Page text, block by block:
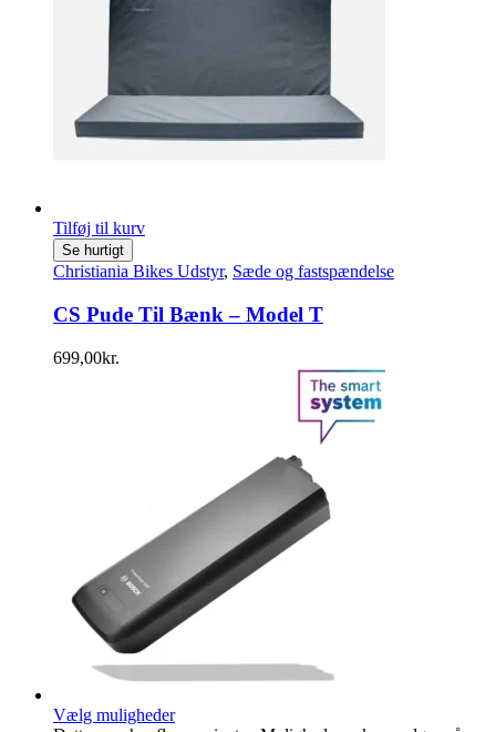
Tilføj til kurv
Se hurtigt
Christiania Bikes Udstyr, Sæde og fastspændelse
CS Pude Til Bænk – Model T
699,00kr.
Vælg muligheder